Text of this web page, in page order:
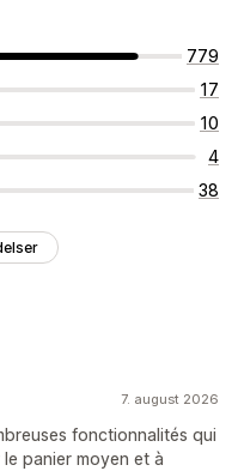
779
17
10
4
38
7. august 2026
fonctionnalités qui
panier moyen et à